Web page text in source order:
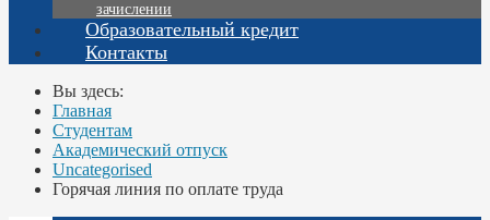
зачислении
Образовательный кредит
Контакты
Вы здесь:
Главная
Студентам
Академический отпуск
Uncategorised
Горячая линия по оплате труда